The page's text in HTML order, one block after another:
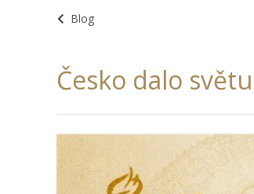
Blog
Česko dalo